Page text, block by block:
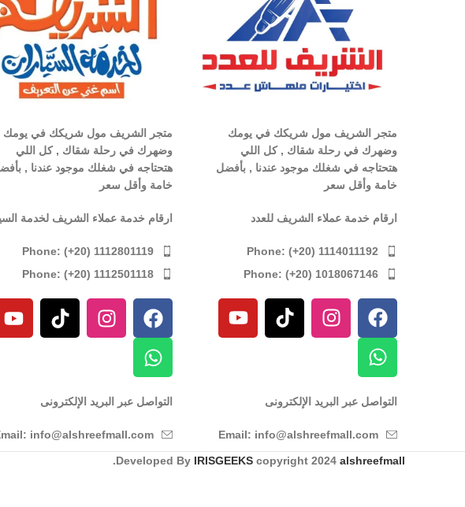
متجر الشريف مول شريكك في يومك
وضهرك في رحلة شقاك , كل اللي
هتحتاجه في شغلك موجود عندنا , بأفضل
خامة وأقل سعر
ارقام خدمة عملاء الشريف للعدد
Phone: (+20) 1114011192
Phone: (+20) 1018067146
التواصل عبر البريد الإلكترونى
Email: info@alshreefmall.com
متجر الشريف مول شريكك في يومك
وضهرك في رحلة شقاك , كل اللي
هتحتاجه في شغلك موجود عندنا ,
خامة وأقل سعر
ارقام خدمة عملاء الشريف لخدمة
Phone: (+20) 1112801119
Phone: (+20) 1112501118
التواصل عبر البريد الإلكترونى
info@alshreefmall.com
Developed By IRISGEEKS copyright 2024 alshreefmall
.